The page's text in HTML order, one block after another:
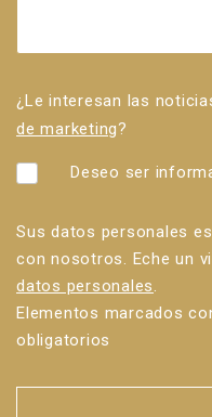
¿Le interesan las
de marketing?
Deseo ser
Sus datos personales
con nosotros. Eche un
datos personales.
Elementos marcados
obligatorios